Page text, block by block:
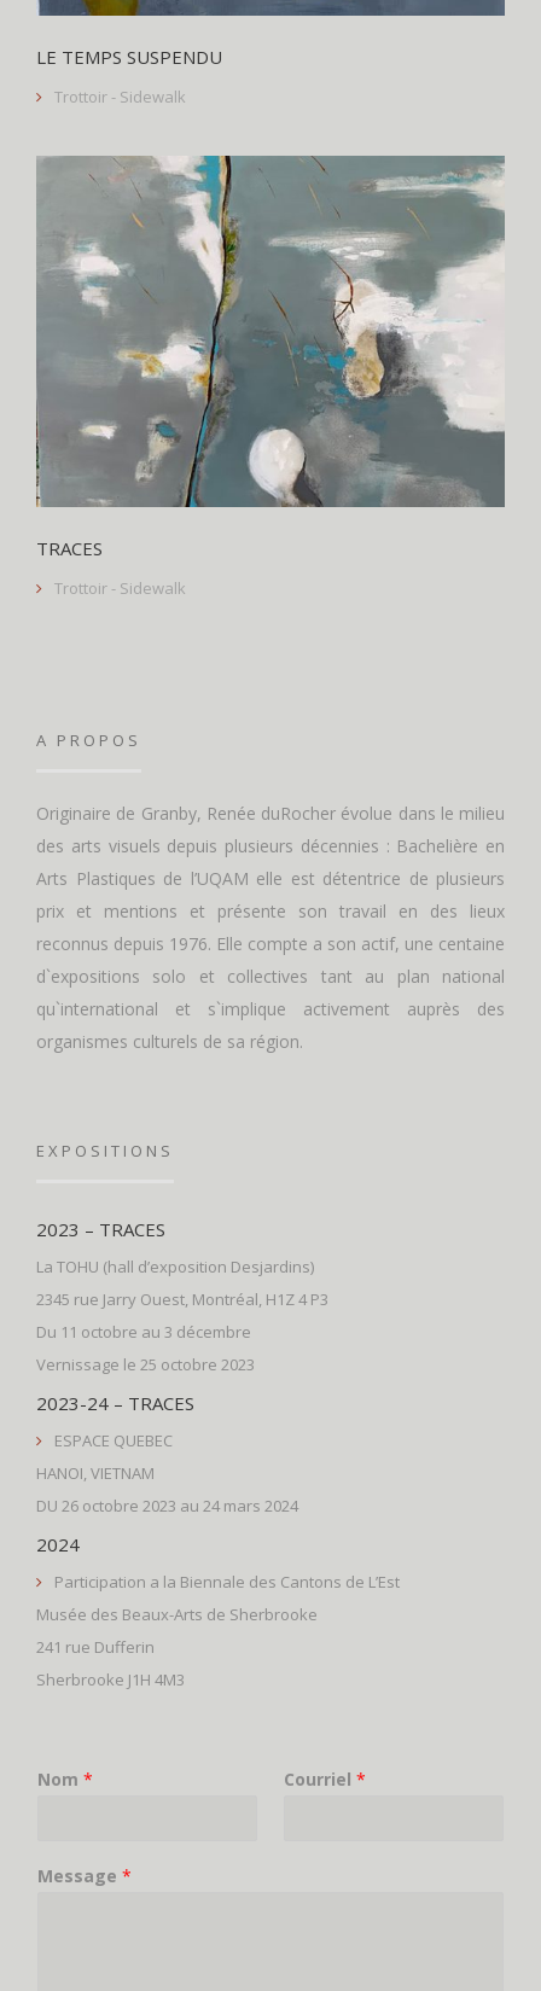
LE TEMPS SUSPENDU
Trottoir - Sidewalk
TRACES
Trottoir - Sidewalk
A PROPOS
Originaire de Granby, Renée duRocher évolue dans le milieu
des arts visuels depuis plusieurs décennies : Bachelière en
Arts Plastiques de l’UQAM elle est détentrice de plusieurs
prix et mentions et présente son travail en des lieux
reconnus depuis 1976. Elle compte a son actif, une centaine
d`expositions solo et collectives tant au plan national
qu`international et s`implique activement auprès des
organismes culturels de sa région.
EXPOSITIONS
2023 – TRACES
La TOHU (hall d’exposition Desjardins)
2345 rue Jarry Ouest, Montréal, H1Z 4 P3
Du 11 octobre au 3 décembre
Vernissage le 25 octobre 2023
2023-24 – TRACES
ESPACE QUEBEC
HANOI, VIETNAM
DU 26 octobre 2023 au 24 mars 2024
2024
Participation a la Biennale des Cantons de L’Est
Musée des Beaux-Arts de Sherbrooke
241 rue Dufferin
Sherbrooke J1H 4M3
Nom * Courriel *
Message *